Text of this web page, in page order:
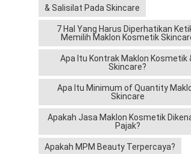
& Salisilat Pada Skincare
7 Hal Yang Harus Diperhatikan
Memilih Maklon Kosmetik
Apa Itu Kontrak Maklon Kosmetik
Skincare?
Apa Itu Minimum of Quantity
Skincare
Apakah Jasa Maklon Kosmetik
Pajak?
Apakah MPM Beauty Terpercaya?